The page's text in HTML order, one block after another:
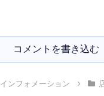
コメントを書き込む
インフォメーション